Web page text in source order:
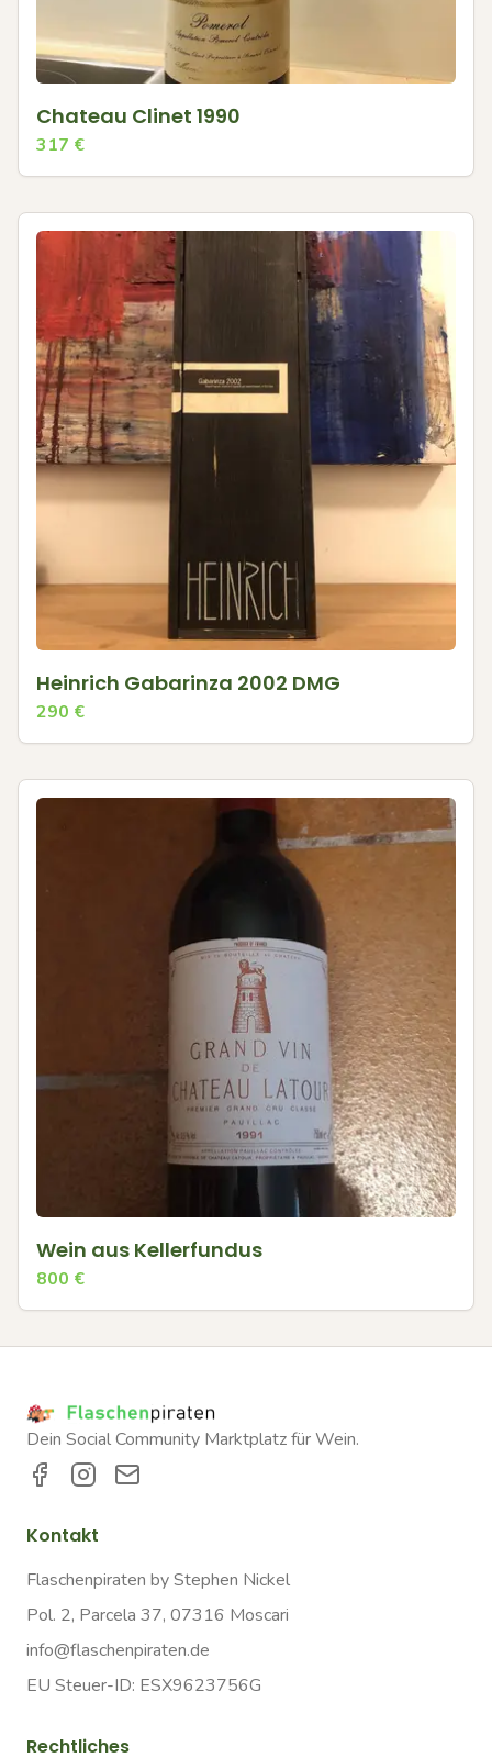
Chateau Clinet 1990
317 €
Heinrich Gabarinza 2002 DMG
290 €
Wein aus Kellerfundus
800 €
Dein Social Community Marktplatz für Wein.
Kontakt
Flaschenpiraten by Stephen Nickel
Pol. 2, Parcela 37, 07316 Moscari
info@flaschenpiraten.de
EU Steuer-ID: ESX9623756G
Rechtliches